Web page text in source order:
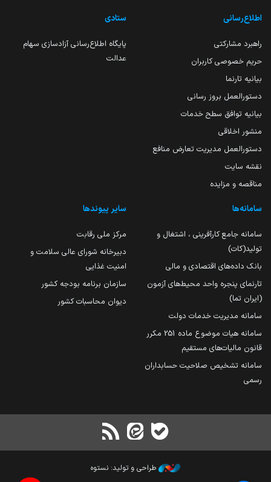
اطلاع‌رسانی
راهبرد مشارکتی
حریم خصوصی کاربران
بیانیه تارنما
دستورالعمل بروز رسانی
بیانیه توافق سطح خدمات
منشور اخلاقی
دستورالعمل مدیریت تعارض منافع
نقشه سایت
مناقصه و مزایده
ستادی
پایگاه اطلاع‌رسانی آزادسازی سهام
عدالت
سامانه‌ها
سامانه جامع کارآفرینی ، اشتغال و
تولید(کات)
بانک داده‌های اقتصادی و مالی
تارنمای پنجره واحد محیط‌های آزمون
(ایران تما)
سامانه مدیریت خدمات دولت
سامانه هیات موضوع ماده 251 مکرر
قانون مالیات‌های مستقیم
سامانه تشخیص صلاحیت حسابداران
رسمی
سایر پیوندها
مرکز ملی رقابت
دبیرخانه شورای عالی سلامت و
امنیت غذایی
سازمان برنامه بودجه کشور
دیوان محاسبات کشور
طراحی و تولید: نستوه